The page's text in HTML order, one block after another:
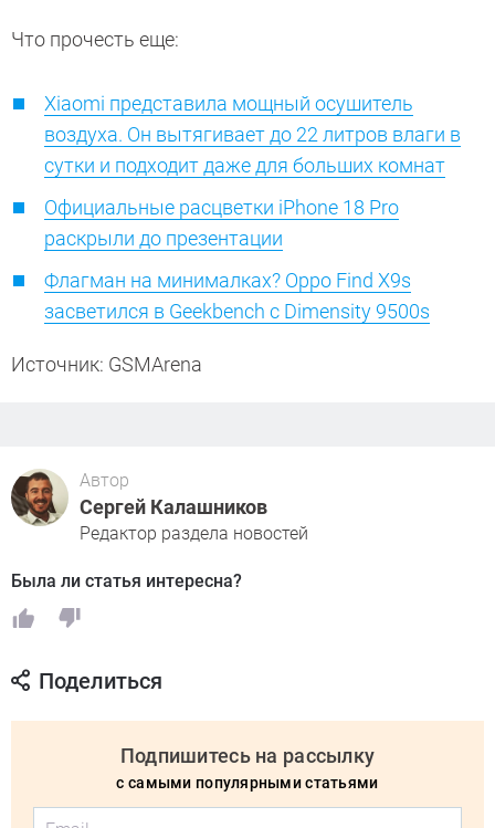
Что прочесть еще:
Xiaomi представила мощный осушитель
воздуха. Он вытягивает до 22 литров влаги в
сутки и подходит даже для больших комнат
Официальные расцветки iPhone 18 Pro
раскрыли до презентации
Флагман на минималках? Oppo Find X9s
засветился в Geekbench с Dimensity 9500s
Источник: GSMArena
Автор
Сергей Калашников
Редактор раздела новостей
Была ли статья интересна?
Поделиться
Подпишитесь на рассылку
с самыми популярными статьями